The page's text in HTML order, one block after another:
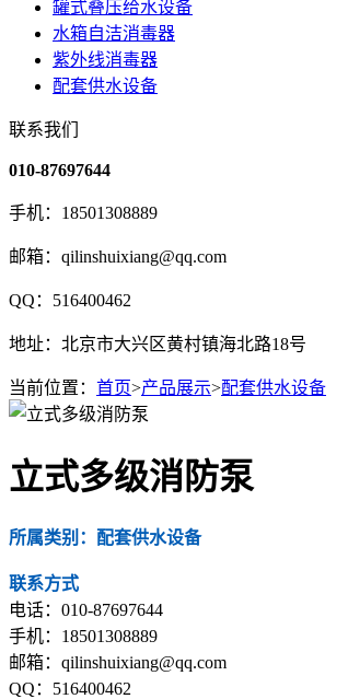
罐式叠压给水设备
水箱自洁消毒器
紫外线消毒器
配套供水设备
联系我们
010-87697644
手机：18501308889
邮箱：qilinshuixiang@qq.com
QQ：516400462
地址：北京市大兴区黄村镇海北路18号
当前位置： 首页>产品展示>配套供水设备
立式多级消防泵
所属类别：配套供水设备
联系方式
电话：010-87697644
手机：18501308889
邮箱：qilinshuixiang@qq.com
QQ：516400462